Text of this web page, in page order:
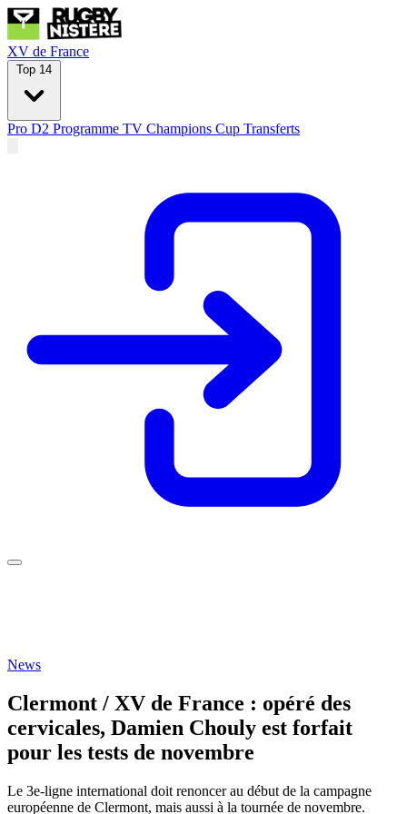
XV de France
Top 14
Pro D2 Programme TV Champions Cup Transferts
News
Clermont / XV de France : opéré des
cervicales, Damien Chouly est forfait
pour les tests de novembre
Le 3e-ligne international doit renoncer au début de la campagne
européenne de Clermont, mais aussi à la tournée de novembre.